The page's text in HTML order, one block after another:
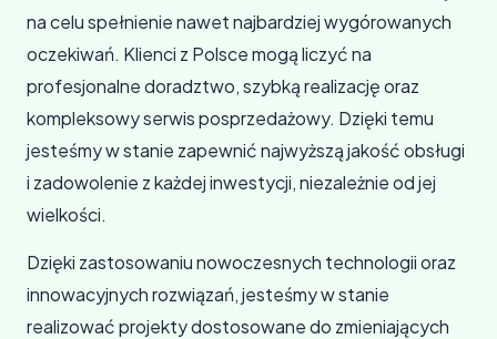
na celu spełnienie nawet najbardziej wygórowanych
oczekiwań. Klienci z Polsce mogą liczyć na
profesjonalne doradztwo, szybką realizację oraz
kompleksowy serwis posprzedażowy. Dzięki temu
jesteśmy w stanie zapewnić najwyższą jakość obsługi
i zadowolenie z każdej inwestycji, niezależnie od jej
wielkości.
Dzięki zastosowaniu nowoczesnych technologii oraz
innowacyjnych rozwiązań, jesteśmy w stanie
realizować projekty dostosowane do zmieniających